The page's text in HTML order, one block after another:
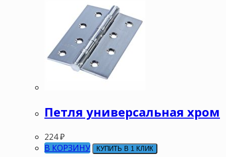
Петля универсальная хром
224₽
В КОРЗИНУ
КУПИТЬ В 1 КЛИК